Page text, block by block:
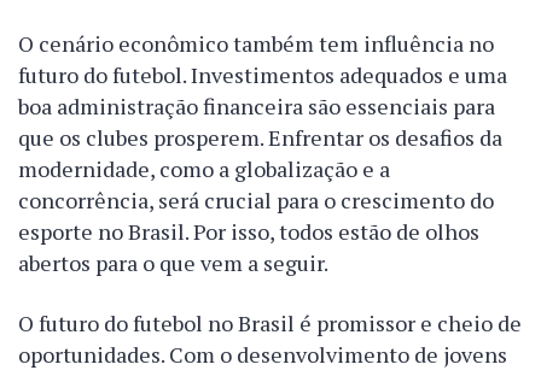
O cenário econômico também tem influência no
futuro do futebol. Investimentos adequados e uma
boa administração financeira são essenciais para
que os clubes prosperem. Enfrentar os desafios da
modernidade, como a globalização e a
concorrência, será crucial para o crescimento do
esporte no Brasil. Por isso, todos estão de olhos
abertos para o que vem a seguir.
O futuro do futebol no Brasil é promissor e cheio de
oportunidades. Com o desenvolvimento de jovens